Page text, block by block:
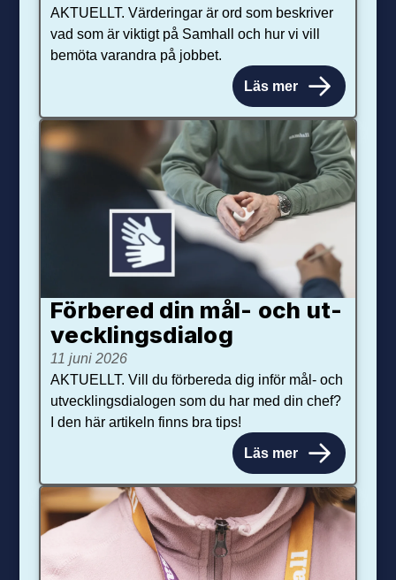
AKTUELLT. Värderingar är ord som beskriver
vad som är viktigt på Samhall och hur vi vill
bemöta varandra på jobbet.
Läs mer
Förbered din mål- och ut­
veck­lings­dialog
11 juni 2026
AKTUELLT. Vill du förbereda dig inför mål- och
utvecklingsdialogen som du har med din chef?
I den här artikeln finns bra tips!
Läs mer